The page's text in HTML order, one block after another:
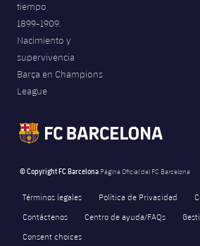
tiempo
1899-1909.
Nacimiento y
supervivencia
Barça en Champions
League
© Copyright FC Barcelona Página Oficial del FC Barcelona
Términos legales Política de Privacidad
Contáctenos
Centro de ayuda/FAQs
Consent choices